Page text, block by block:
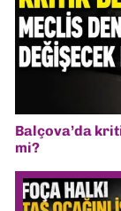
Balçova’da
mi?